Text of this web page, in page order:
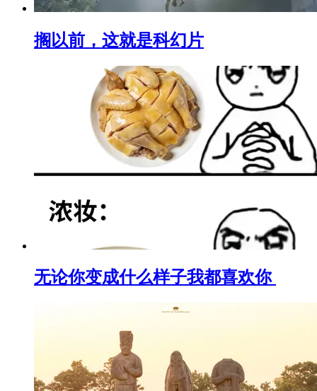
搁以前，这就是科幻片
无论你变成什么样子我都喜欢你 ​​​